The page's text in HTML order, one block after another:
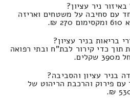
ניר עציון?
עם סחיבה על משטחים ואריזה
בריאות בניר עציון?
כדי קירור לבת"ח ובתי רפואה
בניר עציון והסביבה?
פירוק והרכבת הריהוט של